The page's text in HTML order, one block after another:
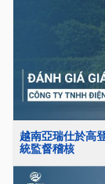
越南亞瑞仕於高
統監督稽核